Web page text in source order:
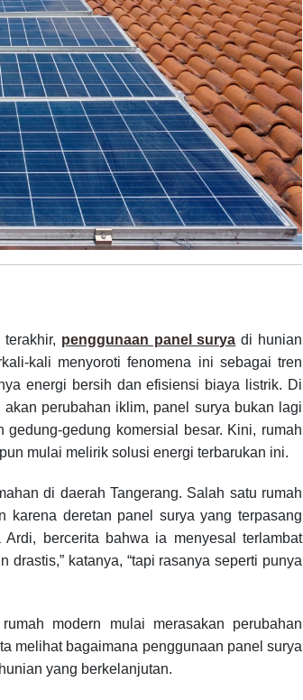
penggunaan panel surya di hunian
kali menyoroti fenomena ini sebagai tren
energi bersih dan efisiensi biaya listrik. Di
perubahan iklim, panel surya bukan lagi
gedung komersial besar. Kini, rumah
mulai melirik solusi energi terbarukan ini.
di daerah Tangerang. Salah satu rumah
karena deretan panel surya yang terpasang
bercerita bahwa ia menyesal terlambat
drastis,” katanya, “tapi rasanya seperti punya
modern mulai merasakan perubahan
melihat bagaimana penggunaan panel surya
yang berkelanjutan.